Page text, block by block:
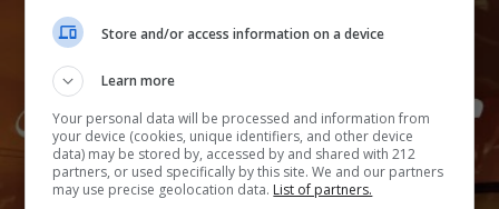
Store and/or access information on a device
Learn more
Your personal data will be processed and information from
your device (cookies, unique identifiers, and other device
data) may be stored by, accessed by and shared with 212
partners, or used specifically by this site. We and our partners
may use precise geolocation data. List of partners.